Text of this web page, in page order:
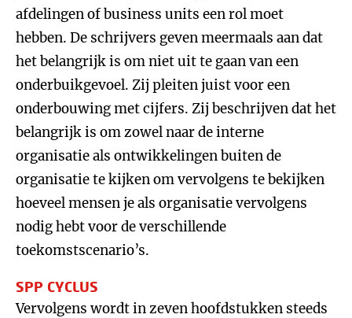
afdelingen of business units een rol moet
hebben. De schrijvers geven meermaals aan dat
het belangrijk is om niet uit te gaan van een
onderbuikgevoel. Zij pleiten juist voor een
onderbouwing met cijfers. Zij beschrijven dat het
belangrijk is om zowel naar de interne
organisatie als ontwikkelingen buiten de
organisatie te kijken om vervolgens te bekijken
hoeveel mensen je als organisatie vervolgens
nodig hebt voor de verschillende
toekomstscenario’s.
SPP CYCLUS
Vervolgens wordt in zeven hoofdstukken steeds